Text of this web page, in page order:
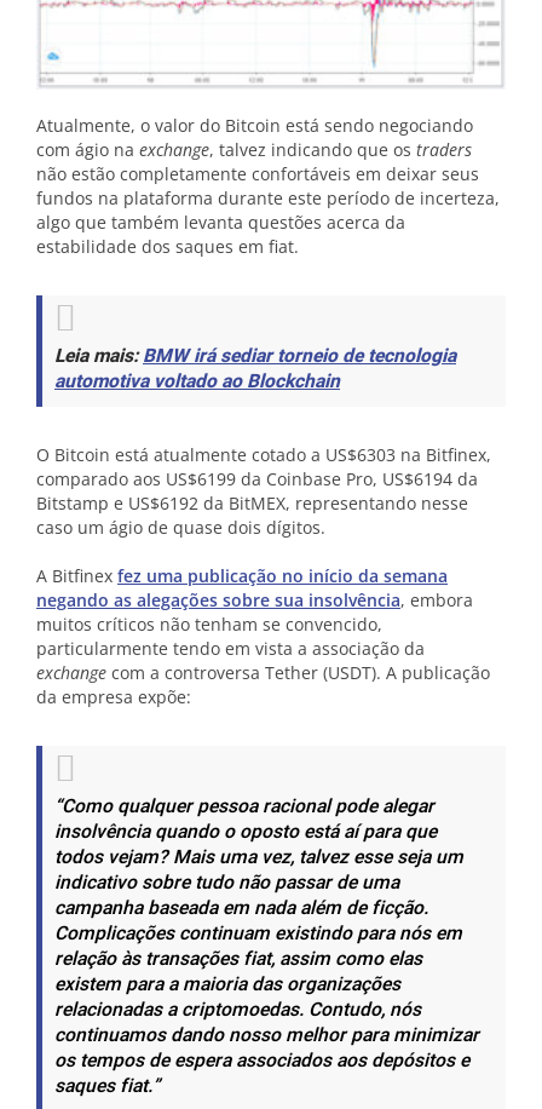
Atualmente, o valor do Bitcoin está sendo negociando
com ágio na exchange, talvez indicando que os traders
não estão completamente confortáveis em deixar seus
fundos na plataforma durante este período de incerteza,
algo que também levanta questões acerca da
estabilidade dos saques em fiat.
Leia mais:BMW irá sediar torneio de tecnologia
automotiva voltado ao Blockchain
O Bitcoin está atualmente cotado a US$6303 na Bitfinex,
comparado aos US$6199 da Coinbase Pro, US$6194 da
Bitstamp e US$6192 da BitMEX, representando nesse
caso um ágio de quase dois dígitos.
A Bitfinex fez uma publicação no início da semana
negando as alegações sobre sua insolvência, embora
muitos críticos não tenham se convencido,
particularmente tendo em vista a associação da
exchange com a controversa Tether (USDT). A publicação
da empresa expõe:
“Como qualquer pessoa racional pode alegar
insolvência quando o oposto está aí para que
todos vejam? Mais uma vez, talvez esse seja um
indicativo sobre tudo não passar de uma
campanha baseada em nada além de ficção.
Complicações continuam existindo para nós em
relação às transações fiat, assim como elas
existem para a maioria das organizações
relacionadas a criptomoedas. Contudo, nós
continuamos dando nosso melhor para minimizar
os tempos de espera associados aos depósitos e
saques fiat.”